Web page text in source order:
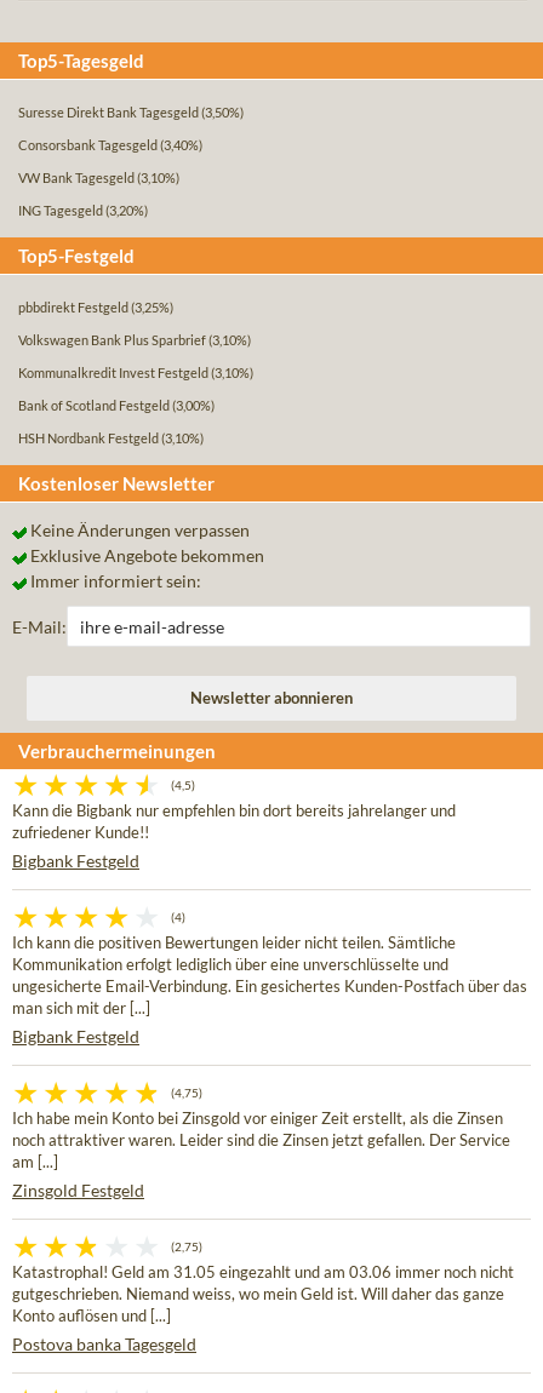
Top5-Tagesgeld
Suresse Direkt Bank Tagesgeld (3,50%)
Consorsbank Tagesgeld (3,40%)
VW Bank Tagesgeld (3,10%)
ING Tagesgeld (3,20%)
Top5-Festgeld
pbbdirekt Festgeld (3,25%)
Volkswagen Bank Plus Sparbrief(3,10%)
Kommunalkredit Invest Festgeld (3,10%)
Bank of Scotland Festgeld (3,00%)
HSH Nordbank Festgeld (3,10%)
Kostenloser Newsletter
Keine Änderungen verpassen
Exklusive Angebote bekommen
Immer informiert sein:
E-Mail:
Verbrauchermeinungen
(4,5)
Kann die Bigbank nur empfehlen bin dort bereits jahrelanger und
zufriedener Kunde!!
Bigbank Festgeld
(4)
Ich kann die positiven Bewertungen leider nicht teilen. Sämtliche
Kommunikation erfolgt lediglich über eine unverschlüsselte und
ungesicherte Email-Verbindung. Ein gesichertes Kunden-Postfach über das
man sich mit der [...]
Bigbank Festgeld
(4,75)
Ich habe mein Konto bei Zinsgold vor einiger Zeit erstellt, als die Zinsen
noch attraktiver waren. Leider sind die Zinsen jetzt gefallen. Der Service
am [...]
Zinsgold Festgeld
(2,75)
Katastrophal! Geld am 31.05 eingezahlt und am 03.06 immer noch nicht
gutgeschrieben. Niemand weiss, wo mein Geld ist. Will daher das ganze
Konto auflösen und [...]
Postova banka Tagesgeld